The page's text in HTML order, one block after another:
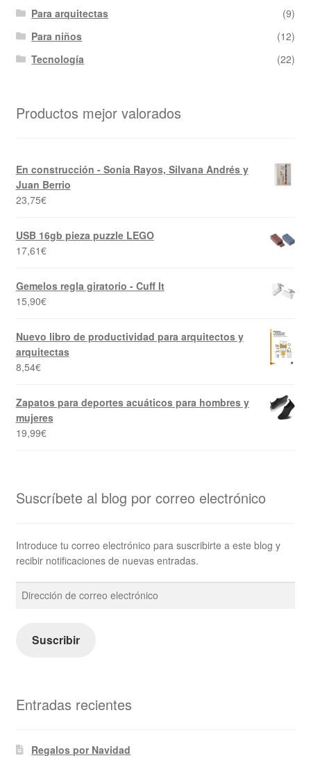
Para arquitectas
(9)
Para niños
(12)
Tecnología
(22)
Productos mejor valorados
En construcción - Sonia Rayos, Silvana Andrés y
Juan Berrio
23,75€
USB 16gb pieza puzzle LEGO
17,61€
Gemelos regla giratorio - Cuff It
15,90€
Nuevo libro de productividad para arquitectos y
arquitectas
8,54€
Zapatos para deportes acuáticos para hombres y
mujeres
19,99€
Suscríbete al blog por correo electrónico
Introduce tu correo electrónico para suscribirte a este blog y
recibir notificaciones de nuevas entradas.
Dirección
de
electrónico
Suscribir
Entradas recientes
Regalos por Navidad